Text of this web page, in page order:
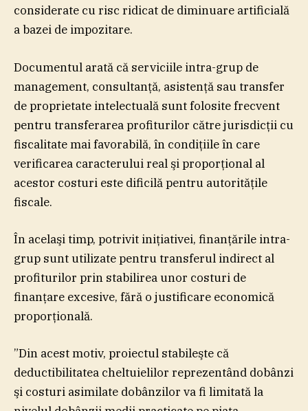
considerate cu risc ridicat de diminuare artificială
a bazei de impozitare.
Documentul arată că serviciile intra-grup de
management, consultanţă, asistenţă sau transfer
de proprietate intelectuală sunt folosite frecvent
pentru transferarea profiturilor către jurisdicţii cu
fiscalitate mai favorabilă, în condiţiile în care
verificarea caracterului real şi proporţional al
acestor costuri este dificilă pentru autorităţile
fiscale.
În acelaşi timp, potrivit iniţiativei, finanţările intra-
grup sunt utilizate pentru transferul indirect al
profiturilor prin stabilirea unor costuri de
finanţare excesive, fără o justificare economică
proporţională.
”Din acest motiv, proiectul stabileşte că
deductibilitatea cheltuielilor reprezentând dobânzi
şi costuri asimilate dobânzilor va fi limitată la